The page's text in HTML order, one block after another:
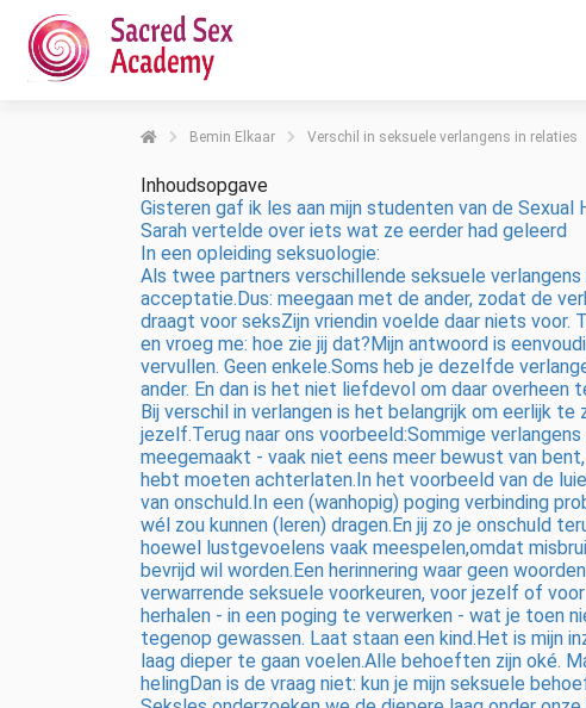
Bemin Elkaar Verschil in seksuele verlangens in relaties
Inhoudsopgave
Gisteren gaf ik les aan mijn studenten van de Sexual
Sarah vertelde over iets wat ze eerder had geleerd
In een opleiding seksuologie:
Als twee partners verschillende seksuele
acceptatie.Dus: meegaan met de ander, zodat de
draagt voor seksZijn vriendin voelde daar niets
en vroeg me: hoe zie jij dat?Mijn antwoord is
vervullen. Geen enkele.Soms heb je dezelfde
ander. En dan is het niet liefdevol om daar
Bij verschil in verlangen is het belangrijk om eerlijk
jezelf.Terug naar ons voorbeeld:Sommige
meegemaakt - vaak niet eens meer bewust van
hebt moeten achterlaten.In het voorbeeld van de
van onschuld.In een (wanhopig) poging verbinding
wél zou kunnen (leren) dragen.En jij zo je onschuld
hoewel lustgevoelens vaak meespelen,omdat
bevrijd wil worden.Een herinnering waar geen
verwarrende seksuele voorkeuren, voor jezelf of
herhalen - in een poging te verwerken - wat je toen
tegenop gewassen. Laat staan een kind.Het is mijn
laag dieper te gaan voelen.Alle behoeften zijn oké.
helingDan is de vraag niet: kun je mijn seksuele